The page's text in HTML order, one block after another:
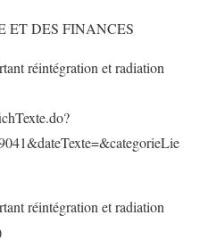
ET DES FINANCES
réintégration et radiation
réintégration et radiation